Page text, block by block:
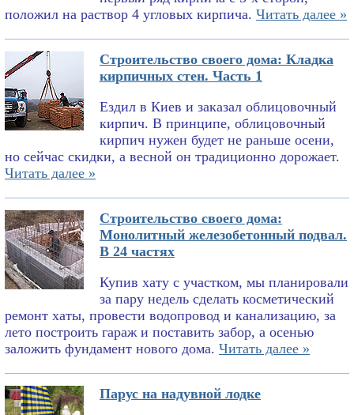
положил на раствор 4 угловых кирпича. Читать далее »
Строительство своего дома: Кладка
кирпичных стен. Часть 1
Ездил в Киев и заказал облицовочный
кирпич. В принципе, облицовочный
кирпич нужен будет не раньше осени,
но сейчас скидки, а весной он традиционно дорожает.
Читать далее »
Строительство своего дома:
Монолитный железобетонный подвал.
В 24 частях
Купив хату с участком, мы планировали
за пару недель сделать косметический
ремонт хаты, провести водопровод и канализацию, за
лето построить гараж и поставить забор, а осенью
заложить фундамент нового дома. Читать далее »
Парус на надувной лодке